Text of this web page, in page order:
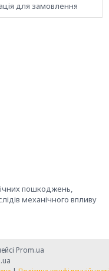
для замовлення
пошкоджень,
механічного впливу
Prom.ua